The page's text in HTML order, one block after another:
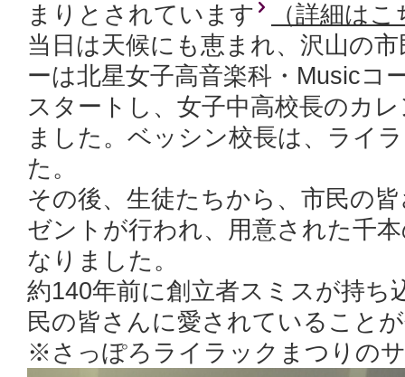
まりとされています
（詳細は
当日は天候にも恵まれ、沢山の
ーは北星女子高音楽科・Musicコ
スタートし、女子中高校長のカ
ました。ベッシン校長は、ライ
た。
その後、生徒たちから、市民の
ゼントが行われ、用意された千
なりました。
約140年前に創立者スミスが持
民の皆さんに愛されていること
※さっぽろライラックまつりの